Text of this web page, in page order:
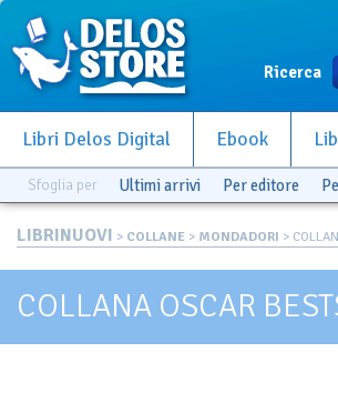
Ricerca
Libri Delos Digital Ebook
Sfoglia per Ultimi arrivi Per editore
LIBRINUOVI > COLLANE > MONDADORI >
COLLANA OSCAR